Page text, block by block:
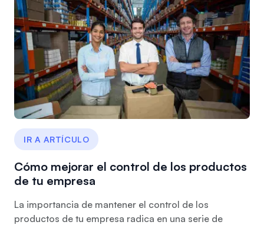
IR A ARTÍCULO
Cómo mejorar el control de los productos
de tu empresa
La importancia de mantener el control de los
productos de tu empresa radica en una serie de